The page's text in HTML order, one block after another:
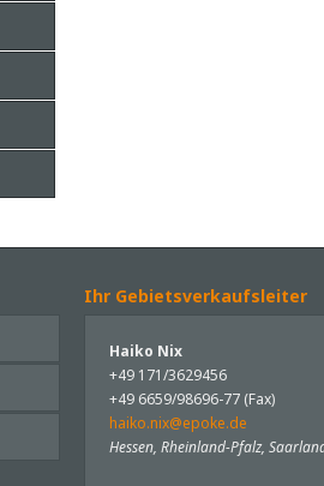
Ihr Gebietsverkaufsleiter
Haiko Nix
+49 171/3629456
+49 6659/98696-77 (Fax)
haiko.nix@epoke.de
Hessen, Rheinland-Pfalz,